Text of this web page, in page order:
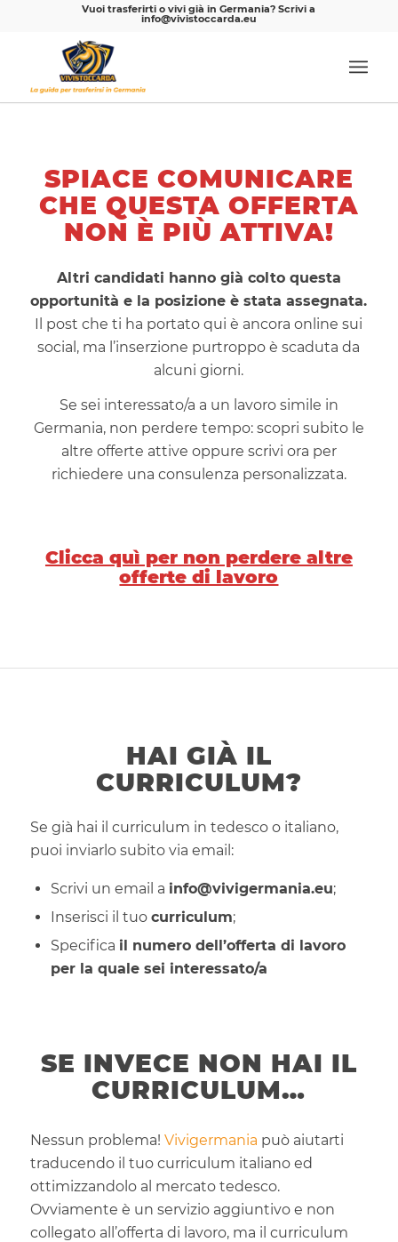
Vuoi trasferirti o vivi già in Germania? Scrivi a
info@vivistoccarda.eu
SPIACE COMUNICARE
CHE QUESTA OFFERTA
NON È PIÙ ATTIVA!
Altri candidati hanno già colto questa
opportunità e la posizione è stata assegnata.
Il post che ti ha portato qui è ancora online sui
social, ma l’inserzione purtroppo è scaduta da
alcuni giorni.
Se sei interessato/a a un lavoro simile in
Germania, non perdere tempo: scopri subito le
altre offerte attive oppure scrivi ora per
richiedere una consulenza personalizzata.
Clicca quì per non perdere altre
offerte di lavoro
HAI GIÀ IL
CURRICULUM?
Se già hai il curriculum in tedesco o italiano,
puoi inviarlo subito via email:
Scrivi un email a info@vivigermania.eu;
Inserisci il tuo curriculum;
Specifica il numero dell’offerta di lavoro
per la quale sei interessato/a
SE INVECE NON HAI IL
CURRICULUM…
Nessun problema! Vivigermania può aiutarti
traducendo il tuo curriculum italiano ed
ottimizzandolo al mercato tedesco.
Ovviamente è un servizio aggiuntivo e non
collegato all’offerta di lavoro, ma il curriculum